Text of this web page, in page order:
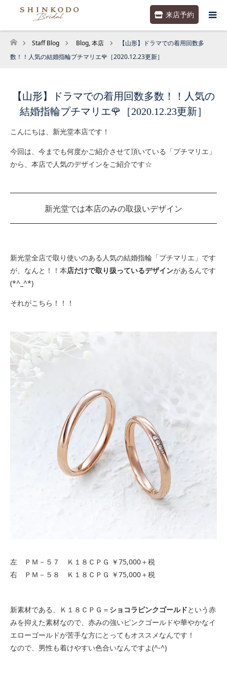
来店予約
ホーム
Staff Blog Blog,本店
【山形】ドラマでの着用回数多
数！！人気の結婚指輪プチマリエ🌹［2020.12.23更新］
【山形】ドラマでの着用回数多数！！人気の
結婚指輪プチマリエ🌹［2020.12.23更新］
こんにちは、新光堂本店です！
今回は、今までも何度かご紹介させて頂いている「プチマリエ」
から、本店で人気のデザインをご紹介です☆
新光堂では本店のみの取扱いデザイン
新光堂全店で取り使いのある人気の結婚指輪「プチマリエ」です
が、なんと！！本店だけで取り扱っているデザインがあるんです
(*^_^*)
それがこちら！！！
左 ＰＭ－５７ Ｋ１８ＣＰＧ ￥75,000＋税
右 ＰＭ－５８ Ｋ１８ＣＰＧ ￥75,000＋税
新素材である、Ｋ１８ＣＰＧ＝ ショコラピンクゴールドという赤
みを抑えた素材なので、赤みの強いピンクゴールドや華やかなイ
エローゴールドが苦手な方にとってもオススメなんです！
なので、男性も着けやすい色合いなんですよ(^-^)